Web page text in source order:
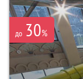
до 30%